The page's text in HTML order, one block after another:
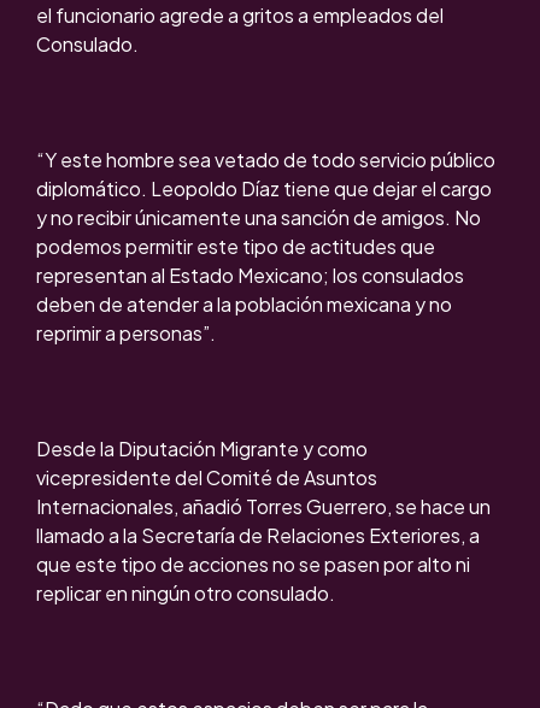
el funcionario agrede a gritos a empleados del
Consulado.
“Y este hombre sea vetado de todo servicio público
diplomático. Leopoldo Díaz tiene que dejar el cargo
y no recibir únicamente una sanción de amigos. No
podemos permitir este tipo de actitudes que
representan al Estado Mexicano; los consulados
deben de atender a la población mexicana y no
reprimir a personas”.
Desde la Diputación Migrante y como
vicepresidente del Comité de Asuntos
Internacionales, añadió Torres Guerrero, se hace un
llamado a la Secretaría de Relaciones Exteriores, a
que este tipo de acciones no se pasen por alto ni
replicar en ningún otro consulado.